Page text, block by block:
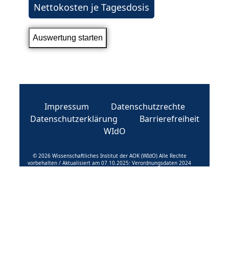
Nettokosten je Tagesdosis
Impressum
Datenschutzrechte
Datenschutzerklärung
Barrierefreiheit
WIdO
© 2026 Wissenschaftliches Institut der AOK (WIdO) Alle Rechte
vorbehalten / Aktualisiert am 07.10.2025: Verordnungsdaten 2024